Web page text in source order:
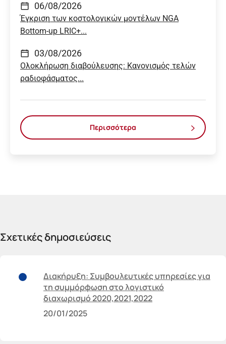
06/08/2026
Έγκριση των κοστολογικών μοντέλων NGA
Bottom-up LRIC+...
03/08/2026
Ολοκλήρωση διαβούλευσης: Κανονισμός τελών
ραδιοφάσματος...
Περισσότερα
Σχετικές δημοσιεύσεις
Διακήρυξη: Συμβουλευτικές υπηρεσίες για
τη συμμόρφωση στο λογιστικό
διαχωρισμό 2020,2021,2022
20/01/2025